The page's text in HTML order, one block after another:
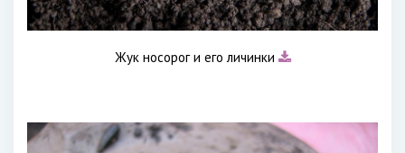
Жук носорог и его личинки